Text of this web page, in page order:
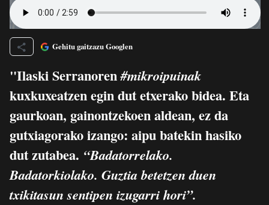
Gehitu gaitzazu Googlen
"Ilaski Serranoren#mikroipuinak
kuxkuxeatzen egin dut etxerako bidea. Eta
gaurkoan, gainontzekoen aldean, ez da
gutxiagorako izango: aipu batekin hasiko
dut zutabea. “Badatorrelako.
Badatorkiolako. Guztia betetzen duen
txikitasun sentipen izugarri hori”.